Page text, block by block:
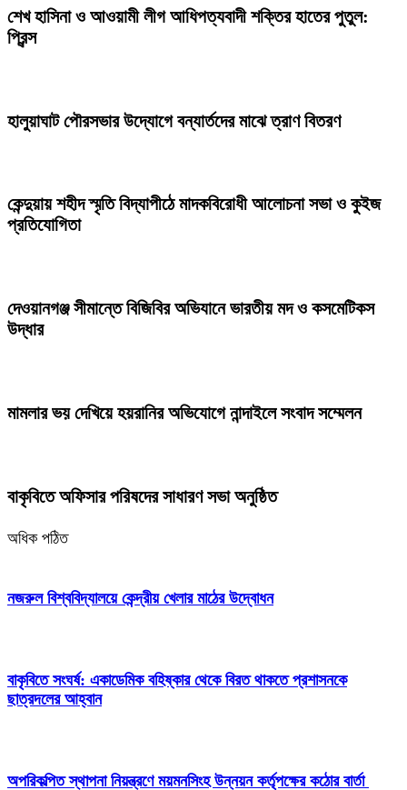
শেখ হাসিনা ও আওয়ামী লীগ আধিপত্যবাদী শক্তির হাতের পুতুল:
প্রিন্স
হালুয়াঘাট পৌরসভার উদ্যোগে বন্যার্তদের মাঝে ত্রাণ বিতরণ
কেন্দুয়ায় শহীদ স্মৃতি বিদ্যাপীঠে মাদকবিরোধী আলোচনা সভা ও কুইজ
প্রতিযোগিতা
দেওয়ানগঞ্জ সীমান্তে বিজিবির অভিযানে ভারতীয় মদ ও কসমেটিকস
উদ্ধার
মামলার ভয় দেখিয়ে হয়রানির অভিযোগে নান্দাইলে সংবাদ সম্মেলন
বাকৃবিতে অফিসার পরিষদের সাধারণ সভা অনুষ্ঠিত
অধিক পঠিত
নজরুল বিশ্ববিদ্যালয়ে কেন্দ্রীয় খেলার মাঠের উদ্বোধন
বাকৃবিতে সংঘর্ষ: একাডেমিক বহিষ্কার থেকে বিরত থাকতে প্রশাসনকে
ছাত্রদলের আহ্বান
অপরিকল্পিত স্থাপনা নিয়ন্ত্রণে ময়মনসিংহ উন্নয়ন কর্তৃপক্ষের কঠোর বার্তা